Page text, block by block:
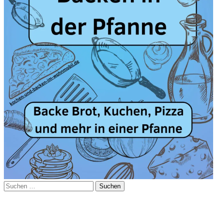
Suchen
nach: